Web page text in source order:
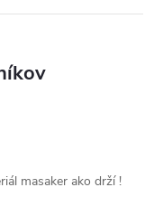
masaker ako drží !